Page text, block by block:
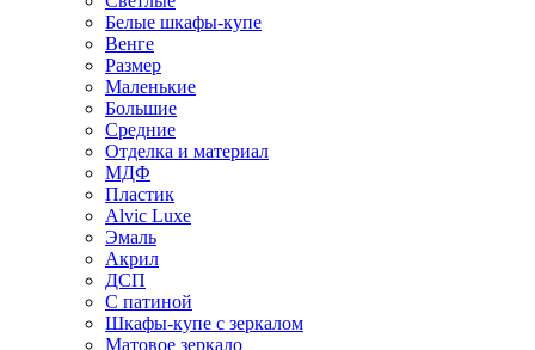
Белые шкафы-купе
Венге
Размер
Маленькие
Большие
Средние
Отделка и материал
МДФ
Пластик
Alvic Luxe
Эмаль
Акрил
ДСП
С патиной
Шкафы-купе с зеркалом
Матовое зеркало